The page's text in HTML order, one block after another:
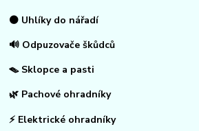
⚫ Uhlíky do nářadí
🔊 Odpuzovače škůdců
🪤 Sklopce a pasti
🌿 Pachové ohradníky
⚡ Elektrické ohradníky